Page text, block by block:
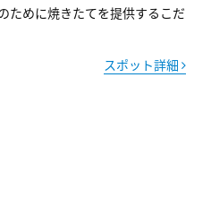
ために焼きたてを提供するこだ
スポット詳細